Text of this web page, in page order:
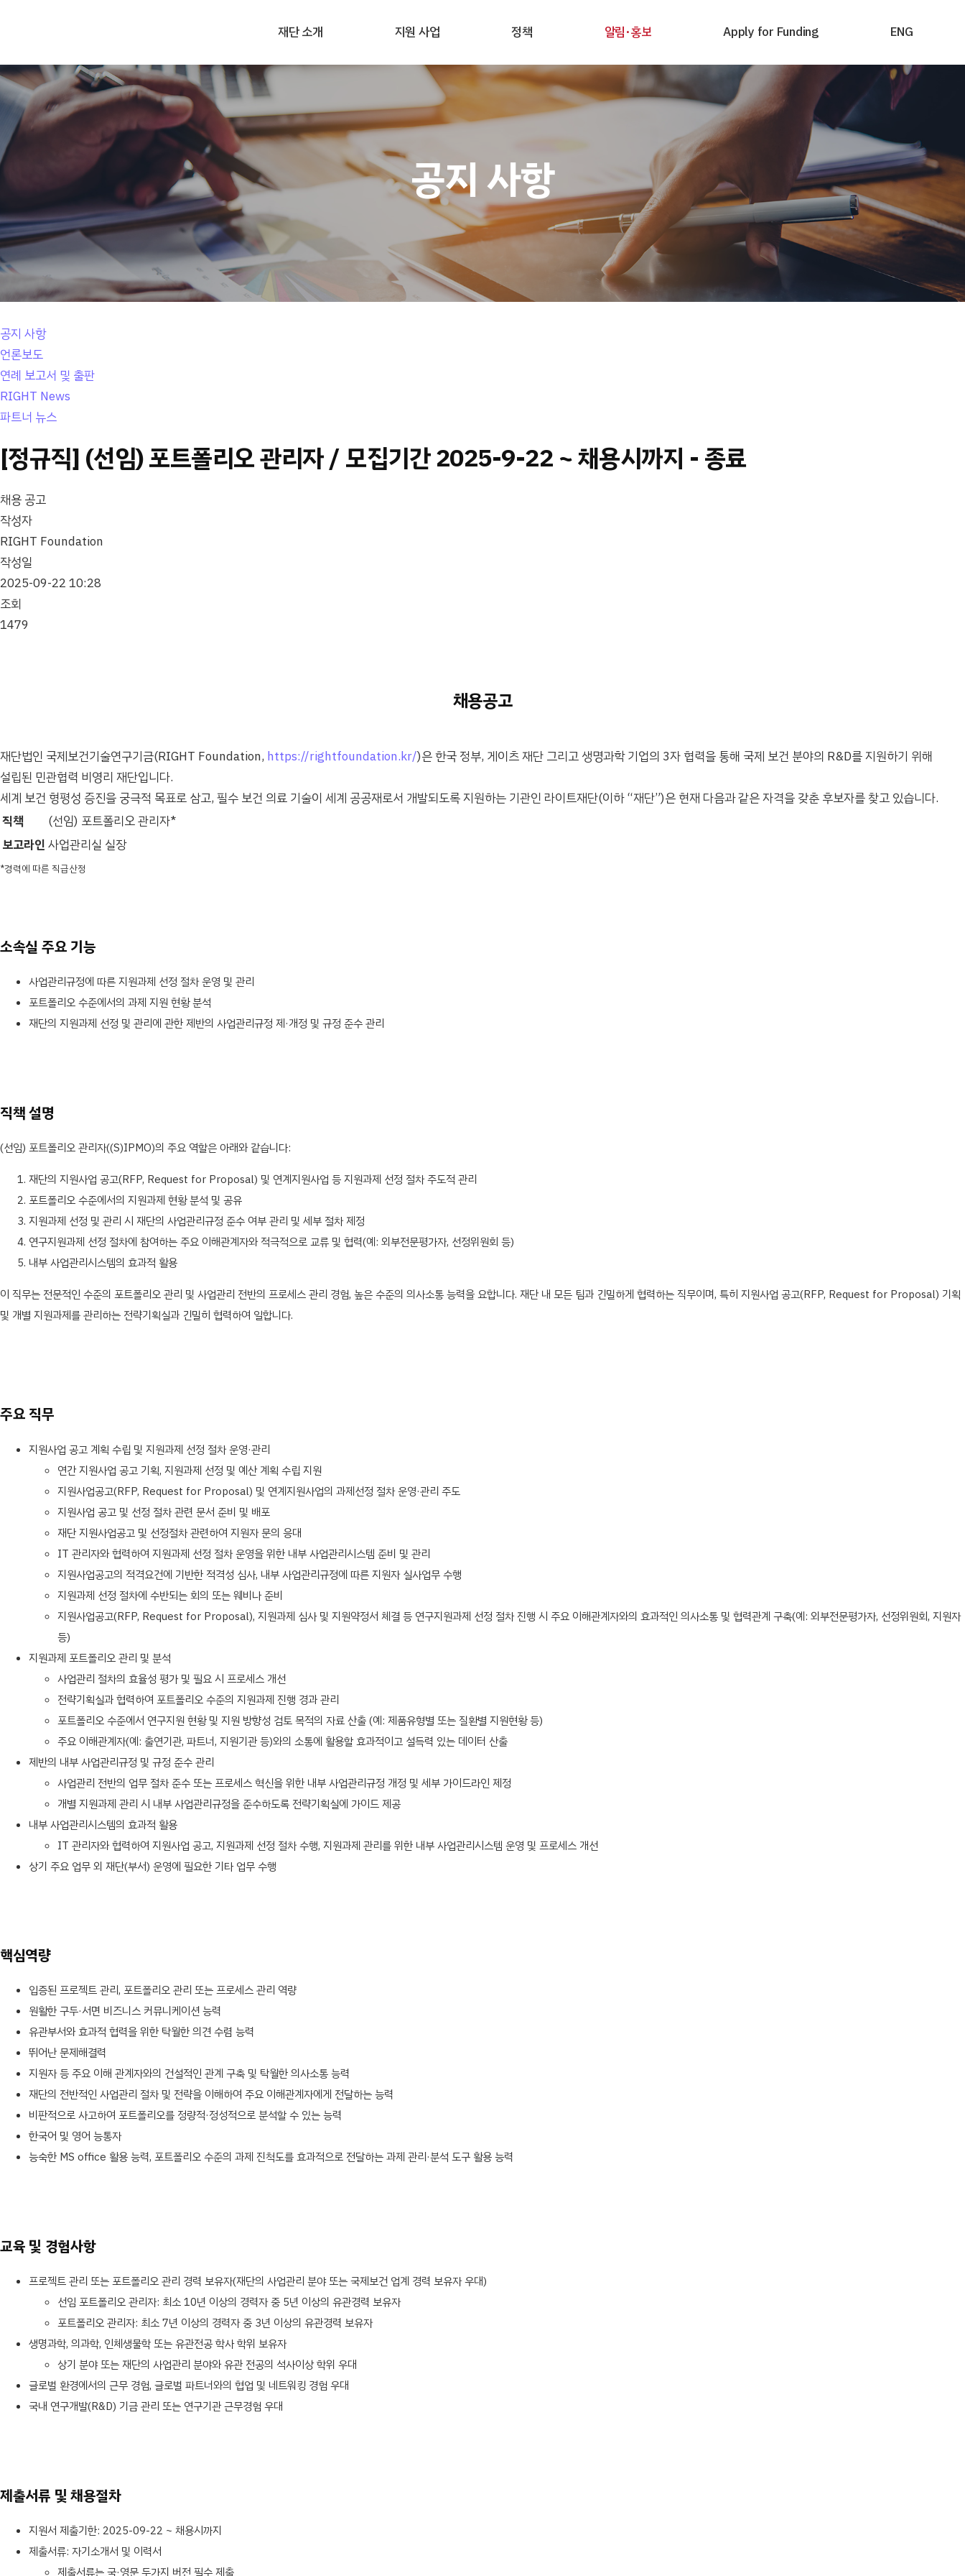
content
재단 소개 지원 사업 정책 알림·홍보 Apply for Funding ENG
공지 사항
공지 사항
언론보도
연례 보고서 및 출판
RIGHT News
파트너 뉴스
[정규직] (선임) 포트폴리오 관리자 / 모집기간 2025-9-22 ~ 채용시까지 - 종료
채용 공고
작성자
RIGHT Foundation
작성일
2025-09-22 10:28
조회
1479
채용공고
재단법인 국제보건기술연구기금(RIGHT Foundation, https://rightfoundation.kr/)은 한국 정부, 게이츠 재단 그리고 생명과학 기업의 3자 협력을 통해 국제 보건 분야의 R&D를 지원하기 위해
설립된 민관협력 비영리 재단입니다.
세계 보건 형평성 증진을 궁극적 목표로 삼고, 필수 보건 의료 기술이 세계 공공재로서 개발되도록 지원하는 기관인 라이트재단(이하 “재단”)은 현재 다음과 같은 자격을 갖춘 후보자를 찾고 있습니다.
직책
(선임) 포트폴리오 관리자*
보고라인 사업관리실 실장
*경력에 따른 직급산정
소속실 주요 기능
사업관리규정에 따른 지원과제 선정 절차 운영 및 관리
포트폴리오 수준에서의 과제 지원 현황 분석
재단의 지원과제 선정 및 관리에 관한 제반의 사업관리규정 제·개정 및 규정 준수 관리
직책 설명
(선임) 포트폴리오 관리자((S)IPMO)의 주요 역할은 아래와 같습니다:
재단의 지원사업 공고(RFP, Request for Proposal) 및 연계지원사업 등 지원과제 선정 절차 주도적 관리
포트폴리오 수준에서의 지원과제 현황 분석 및 공유
지원과제 선정 및 관리 시 재단의 사업관리규정 준수 여부 관리 및 세부 절차 제정
연구지원과제 선정 절차에 참여하는 주요 이해관계자와 적극적으로 교류 및 협력(예: 외부전문평가자, 선정위원회 등)
내부 사업관리시스템의 효과적 활용
이 직무는 전문적인 수준의 포트폴리오 관리 및 사업관리 전반의 프로세스 관리 경험, 높은 수준의 의사소통 능력을 요합니다. 재단 내 모든 팀과 긴밀하게 협력하는 직무이며, 특히 지원사업 공고(RFP, Request for Proposal) 기획
및 개별 지원과제를 관리하는 전략기획실과 긴밀히 협력하여 일합니다.
주요 직무
지원사업 공고 계획 수립 및 지원과제 선정 절차 운영·관리
연간 지원사업 공고 기획, 지원과제 선정 및 예산 계획 수립 지원
지원사업공고(RFP, Request for Proposal) 및 연계지원사업의 과제선정 절차 운영·관리 주도
지원사업 공고 및 선정 절차 관련 문서 준비 및 배포
재단 지원사업공고 및 선정절차 관련하여 지원자 문의 응대
IT 관리자와 협력하여 지원과제 선정 절차 운영을 위한 내부 사업관리시스템 준비 및 관리
지원사업공고의 적격요건에 기반한 적격성 심사, 내부 사업관리규정에 따른 지원자 실사업무 수행
지원과제 선정 절차에 수반되는 회의 또는 웨비나 준비
지원사업공고(RFP, Request for Proposal), 지원과제 심사 및 지원약정서 체결 등 연구지원과제 선정 절차 진행 시 주요 이해관계자와의 효과적인 의사소통 및 협력관계 구축(예: 외부전문평가자, 선정위원회, 지원자
등)
지원과제 포트폴리오 관리 및 분석
사업관리 절차의 효율성 평가 및 필요 시 프로세스 개선
전략기획실과 협력하여 포트폴리오 수준의 지원과제 진행 경과 관리
포트폴리오 수준에서 연구지원 현황 및 지원 방향성 검토 목적의 자료 산출 (예: 제품유형별 또는 질환별 지원현황 등)
주요 이해관계자(예: 출연기관, 파트너, 지원기관 등)와의 소통에 활용할 효과적이고 설득력 있는 데이터 산출
제반의 내부 사업관리규정 및 규정 준수 관리
사업관리 전반의 업무 절차 준수 또는 프로세스 혁신을 위한 내부 사업관리규정 개정 및 세부 가이드라인 제정
개별 지원과제 관리 시 내부 사업관리규정을 준수하도록 전략기획실에 가이드 제공
내부 사업관리시스템의 효과적 활용
IT 관리자와 협력하여 지원사업 공고, 지원과제 선정 절차 수행, 지원과제 관리를 위한 내부 사업관리시스템 운영 및 프로세스 개선
상기 주요 업무 외 재단(부서) 운영에 필요한 기타 업무 수행
핵심역량
입증된 프로젝트 관리, 포트폴리오 관리 또는 프로세스 관리 역량
원활한 구두·서면 비즈니스 커뮤니케이션 능력
유관부서와 효과적 협력을 위한 탁월한 의견 수렴 능력
뛰어난 문제해결력
지원자 등 주요 이해 관계자와의 건설적인 관계 구축 및 탁월한 의사소통 능력
재단의 전반적인 사업관리 절차 및 전략을 이해하여 주요 이해관계자에게 전달하는 능력
비판적으로 사고하여 포트폴리오를 정량적·정성적으로 분석할 수 있는 능력
한국어 및 영어 능통자
능숙한 MS office 활용 능력, 포트폴리오 수준의 과제 진척도를 효과적으로 전달하는 과제 관리·분석 도구 활용 능력
교육 및 경험사항
프로젝트 관리 또는 포트폴리오 관리 경력 보유자(재단의 사업관리 분야 또는 국제보건 업계 경력 보유자 우대)
선임 포트폴리오 관리자: 최소 10년 이상의 경력자 중 5년 이상의 유관경력 보유자
포트폴리오 관리자: 최소 7년 이상의 경력자 중 3년 이상의 유관경력 보유자
생명과학, 의과학, 인체생물학 또는 유관전공 학사 학위 보유자
상기 분야 또는 재단의 사업관리 분야와 유관 전공의 석사이상 학위 우대
글로벌 환경에서의 근무 경험, 글로벌 파트너와의 협업 및 네트워킹 경험 우대
국내 연구개발(R&D) 기금 관리 또는 연구기관 근무경험 우대
제출서류 및 채용절차
지원서 제출기한: 2025-09-22 ~ 채용시까지
제출서류: 자기소개서 및 이력서
제출서류는 국·영문 두가지 버전 필수 제출